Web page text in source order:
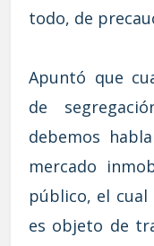
todo, de
Apuntó que
de
debemos
mercado
público, el cual
es objeto de